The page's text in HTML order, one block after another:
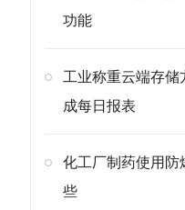
功能
工业称重云端存储
成每日报表
化工厂制药使用防
些